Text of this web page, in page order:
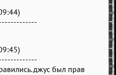
джус был прав